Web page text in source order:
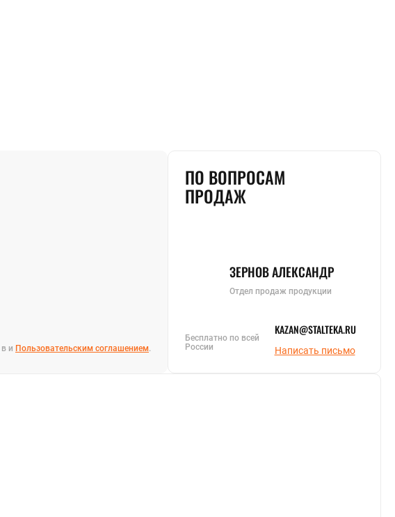
в и Пользовательским соглашением.
ПО ВОПРОСАМ
ПРОДАЖ
ЗЕРНОВ АЛЕКСАНДР
Отдел продаж продукции
Бесплатно по всей
России
KAZAN@STALTEKA.RU
Написать письмо